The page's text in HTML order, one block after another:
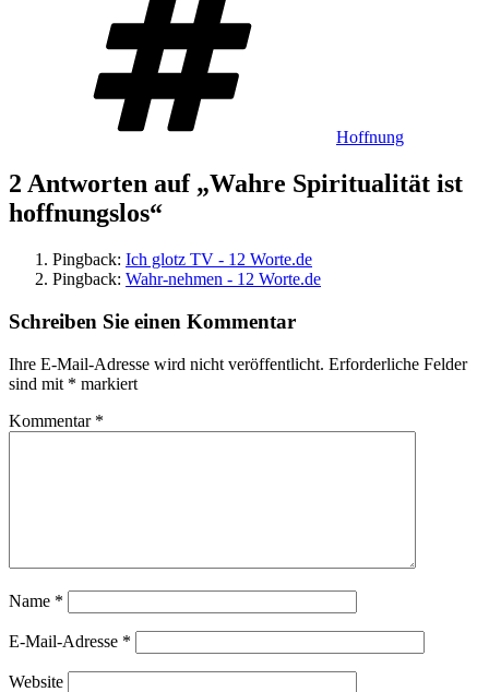
Hoffnung
2 Antworten auf „Wahre Spiritualität ist
hoffnungslos“
Pingback: Ich glotz TV - 12 Worte.de
Pingback: Wahr-nehmen - 12 Worte.de
Schreiben Sie einen Kommentar
Ihre E-Mail-Adresse wird nicht veröffentlicht. Erforderliche Felder
sind mit * markiert
Kommentar *
Name *
E-Mail-Adresse *
Website